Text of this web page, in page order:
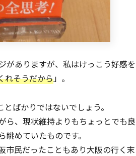
がありますが、私はけっこう好感を
れそうだから」。
ばかりではないでしょう。
ら、現状維持よりもちょっとでも良
めていたものです。
市民だったこともあり大阪の行く末